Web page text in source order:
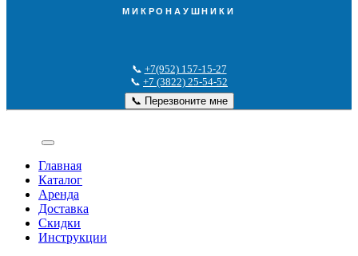
МИКРОНАУШНИКИ
📞 +7(952) 157-15-27
📞 +7 (3822) 25-54-52
📞 Перезвоните мне
Главная
Каталог
Аренда
Доставка
Скидки
Инструкции